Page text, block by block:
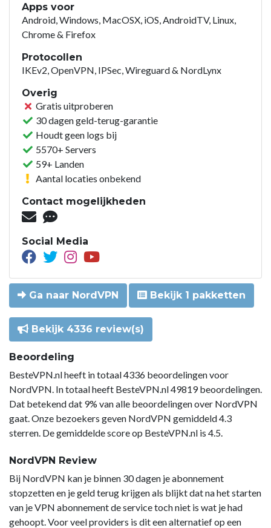
Apps voor
Android, Windows, MacOSX, iOS, AndroidTV, Linux,
Chrome & Firefox
Protocollen
IKEv2, OpenVPN, IPSec, Wireguard & NordLynx
Overig
Gratis uitproberen
30 dagen geld-terug-garantie
Houdt geen logs bij
5570+ Servers
59+ Landen
Aantal locaties onbekend
Contact mogelijkheden
Social Media
Ga naar NordVPN Bekijk 1 pakketten
Bekijk 4336 review(s)
Beoordeling
BesteVPN.nl heeft in totaal 4336 beoordelingen voor
NordVPN. In totaal heeft BesteVPN.nl 49819 beoordelingen.
Dat betekend dat 9% van alle beoordelingen over NordVPN
gaat. Onze bezoekers geven NordVPN gemiddeld 4.3
sterren. De gemiddelde score op BesteVPN.nl is 4.5.
NordVPN Review
Bij NordVPN kan je binnen 30 dagen je abonnement
stopzetten en je geld terug krijgen als blijkt dat na het starten
van je VPN abonnement de service toch niet is wat je had
gehoopt. Voor veel providers is dit een alternatief op een